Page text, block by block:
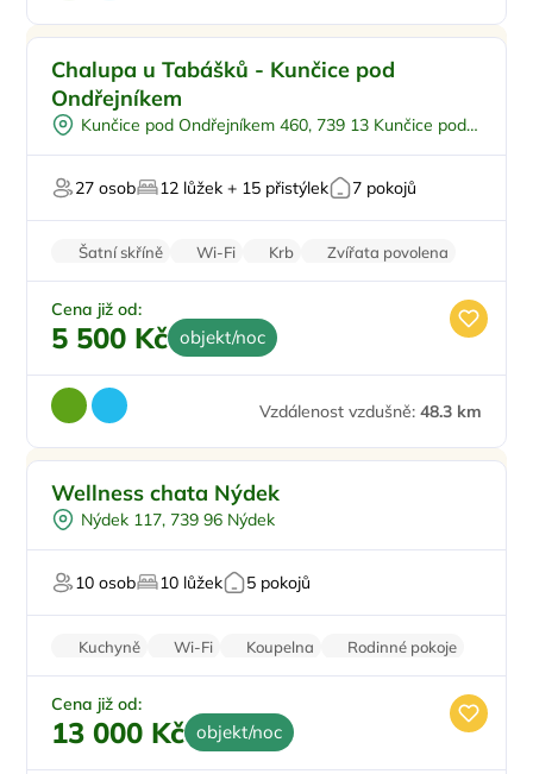
Polopenze
Na samotě
U lesa
Pro svatby a oslavy
Chalupa u Tabášků - Kunčice pod
Ondřejníkem
Kunčice pod Ondřejníkem 460, 739 13 Kunčice pod
27 osob
12 lůžek + 15 přistýlek 7 pokojů
Šatní skříně Wi-Fi Krb
Zvířata povolena
Pračka
Cena již od:
5 500 Kč objekt/noc
Vzdálenost vzdušně: 48.3 km
Venkovní bazén
Vířivka
Pro relaxaci
Wellness chata Nýdek
Nýdek 117, 739 96 Nýdek
10 osob 10 lůžek 5 pokojů
Kuchyně Wi-Fi Koupelna Rodinné pokoje
Cena již od:
13 000 Kč objekt/noc